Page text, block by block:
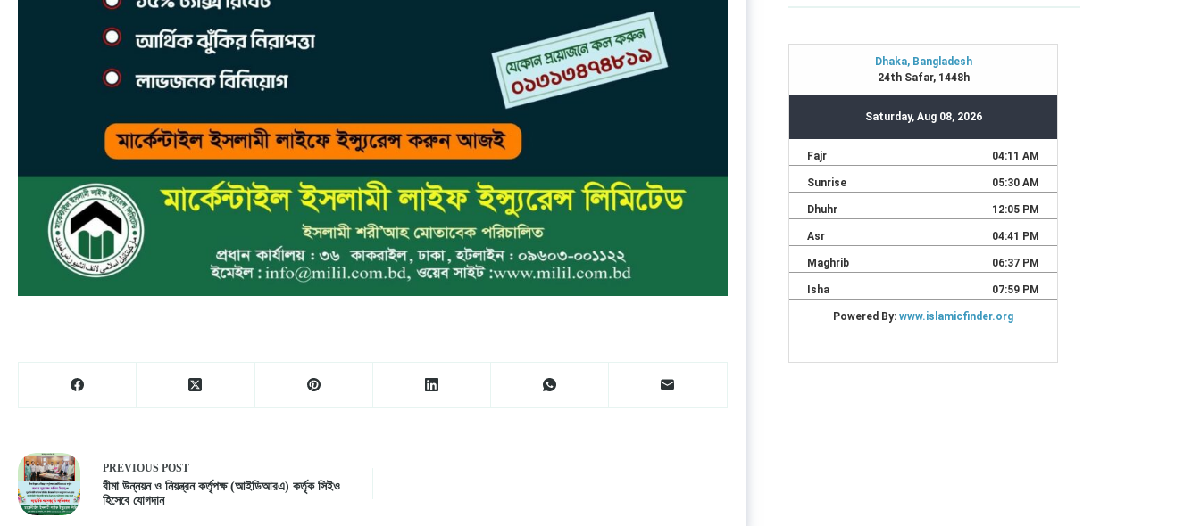
PREVIOUS POST
বীমা উন্নয়ন ও নিয়ন্ত্রন কর্তৃপক্ষ (আইডিআরএ) কর্তৃক সিইও
হিসেবে যোগদান